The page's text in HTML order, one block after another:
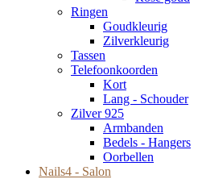
Ringen
Goudkleurig
Zilverkleurig
Tassen
Telefoonkoorden
Kort
Lang - Schouder
Zilver 925
Armbanden
Bedels - Hangers
Oorbellen
Nails4 - Salon